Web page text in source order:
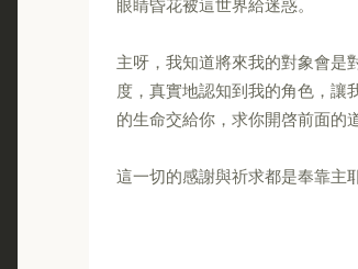
眼睛昏花被這世界給迷惑。
主呀，我知道將來我的對象會是
度，真實地認知到我的角色，讓
的生命交給你，求你開啓前面的
這一切的感謝與祈求都是奉靠主